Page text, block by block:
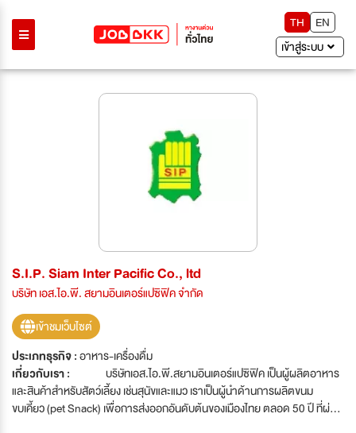
TH
EN
เข้าสู่ระบบ
S.I.P. Siam Inter Pacific Co., ltd
บริษัท เอส.ไอ.พี. สยามอินเตอร์แปซิฟิค จำกัด
เข้าชมเว็บไซต์
ประเภทธุรกิจ :อาหาร-เครื่องดื่ม
เกี่ยวกับเรา :
บริษัทเอส.ไอ.พี.สยามอินเตอร์แปซิฟิค เป็นผู้ผลิตอาหาร
และสินค้าสำหรับสัตว์เลี้ยง เช่นสุนัขและแมว เราเป็นผู้นำด้านการผลิตขนม
ขบเคี้ยว (pet Snack) เพื่อการส่งออกอันดับต้นของเมืองไทย ตลอด 50 ปี ที่ผ่าน